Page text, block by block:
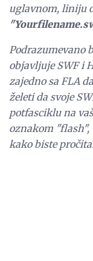
uglavnom, liniju
Podrazumevano
objavljuje SWF i
zajedno sa FLA
želeti da svoje
potfasciklu na
oznakom "flash",
kako biste